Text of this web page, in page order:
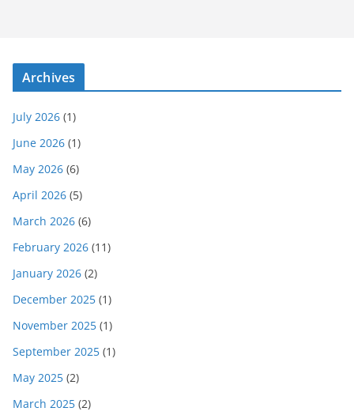
Archives
July 2026 (1)
June 2026 (1)
May 2026 (6)
April 2026 (5)
March 2026 (6)
February 2026 (11)
January 2026 (2)
December 2025 (1)
November 2025 (1)
September 2025 (1)
May 2025 (2)
March 2025 (2)